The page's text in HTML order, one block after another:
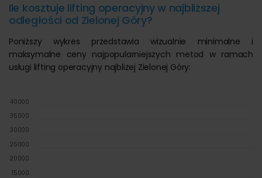
Ile kosztuje lifting operacyjny w najbliższej
odległości od Zielonej Góry?
Poniższy wykres przedstawia wizualnie minimalne i
maksymalne ceny najpopularniejszych metod w ramach
usługi lifting operacyjny najbliżej Zielonej Góry:
15000
20000
25000
30000
35000
40000